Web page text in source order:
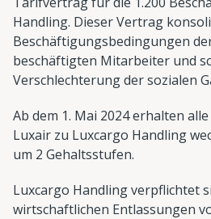
Handling. Dieser Vertrag
Beschäftigungsbedingungen
beschäftigten Mitarbeiter und
Verschlechterung der sozialen
Ab dem 1. Mai 2024 erhalten
Luxair zu Luxcargo Handling
um 2 Gehaltsstufen.
Luxcargo Handling verpflichtet
wirtschaftlichen Entlassungen